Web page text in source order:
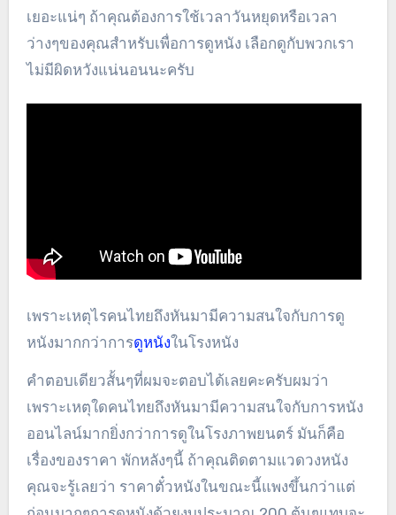
เยอะแน่ๆ ถ้าคุณต้องการใช้เวลาวันหยุดหรือเวลา
ว่างๆของคุณสำหรับเพื่อการดูหนัง เลือกดูกับพวกเรา
ไม่มีผิดหวังแน่นอนนะครับ
เพราะเหตุไรคนไทยถึงหันมามีความสนใจกับการดู
หนังมากกว่าการดูหนังในโรงหนัง
คำตอบเดียวสั้นๆที่ผมจะตอบได้เลยคะครับผมว่า
เพราะเหตุใดคนไทยถึงหันมามีความสนใจกับการหนัง
ออนไลน์มากยิ่งกว่าการดูในโรงภาพยนตร์ มันก็คือ
เรื่องของราคา พักหลังๆนี้ ถ้าคุณติดตามแวดวงหนัง
คุณจะรู้เลยว่า ราคาตั๋วหนังในขณะนี้แพงขึ้นกว่าแต่